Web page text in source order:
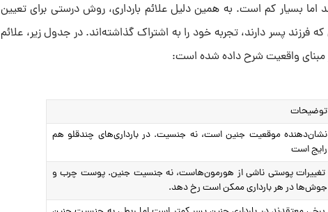
بسیار کم است. به همین دلیل علائم بارداری، روش درستی برای تعیین
فرزند پسر دارند، تجربه خود را به اشتراک گذاشته‌اند. در جدول زیر، علائم
مبنای واقعیت شرح داده شده است:
توضیحات
نشان‌دهنده موقعیت جنین است، نه جنسیت. در بارداری‌های چندقلو هم
رایج است
تغییرات پوستی ناشی از هورمون‌هاست، نه جنسیت جنین. پوست چرب و
جوش‌ها در هر بارداری ممکن است رخ دهد.